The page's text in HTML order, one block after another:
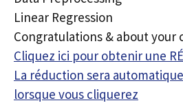
Linear Regression
Congratulations & about your
Cliquez ici pour obtenir une
La réduction sera
lorsque vous cliquerez